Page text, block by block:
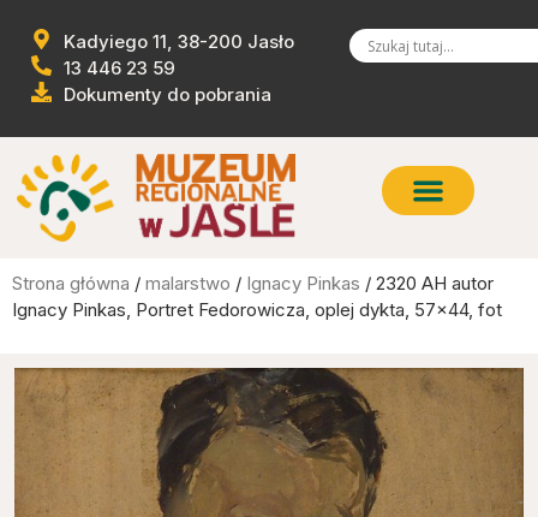
Kadyiego 11, 38-200 Jasło
13 446 23 59
Dokumenty do pobrania
Strona główna / malarstwo / Ignacy Pinkas / 2320 AH autor
Ignacy Pinkas, Portret Fedorowicza, oplej dykta, 57×44, fot